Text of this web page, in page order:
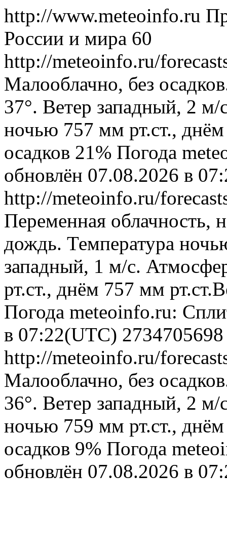
http://www.meteoinfo.ru
России и мира 60
http://meteoinfo.ru/
Малооблачно, без
37°. Ветер западный, 2
ночью 757 мм рт.ст.,
осадков 21% Погода
обновлён 07.08.2026 в
http://meteoinfo.ru/
Переменная облачность,
дождь. Температура
западный, 1 м/с.
рт.ст., днём 757 мм
Погода meteoinfo.ru:
в 07:22(UTC) 2734705698
http://meteoinfo.ru/
Малооблачно, без
36°. Ветер западный, 2
ночью 759 мм рт.ст.,
осадков 9% Погода
обновлён 07.08.2026 в